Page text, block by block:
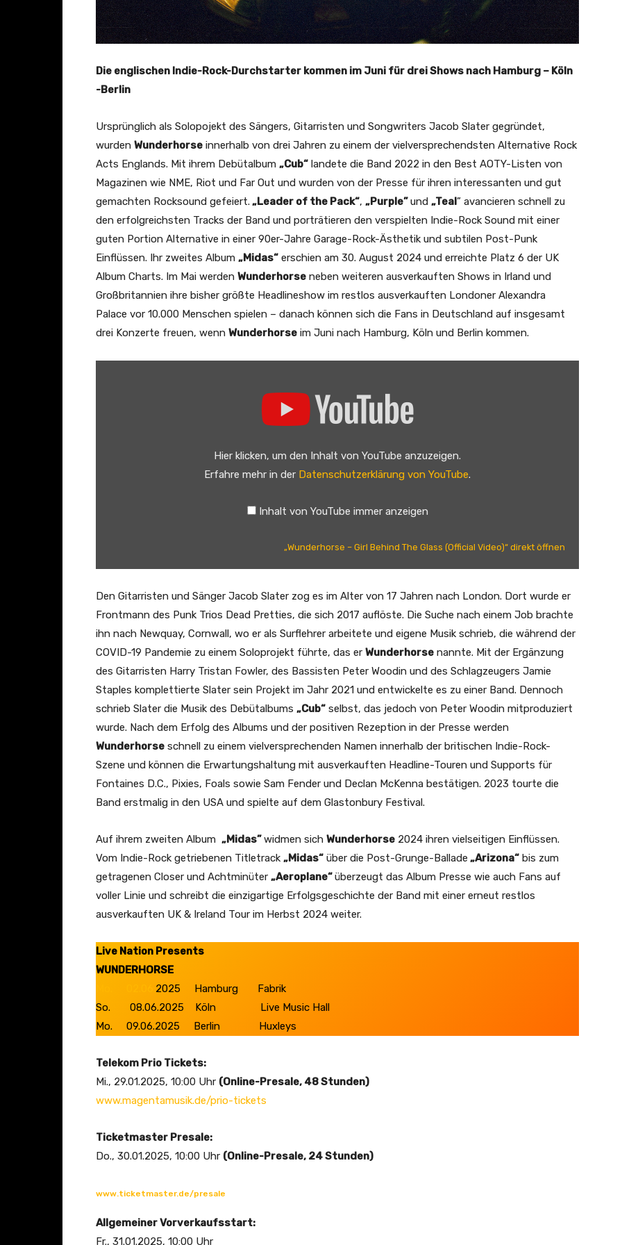
Die englischen Indie-Rock-Durchstarter kommen im Juni für drei Shows nach Hamburg – Köln
-Berlin
Ursprünglich als Solopojekt des Sängers, Gitarristen und Songwriters Jacob Slater gegründet,
wurden Wunderhorse innerhalb von drei Jahren zu einem der vielversprechendsten Alternative Rock
Acts Englands. Mit ihrem Debütalbum „Cub“ landete die Band 2022 in den Best AOTY-Listen von
Magazinen wie NME, Riot und Far Out und wurden von der Presse für ihren interessanten und gut
gemachten Rocksound gefeiert. „Leader of the Pack“, „Purple”und „Teal” avancieren schnell zu
den erfolgreichsten Tracks der Band und porträtieren den verspielten Indie-Rock Sound mit einer
guten Portion Alternative in einer 90er-Jahre Garage-Rock-Ästhetik und subtilen Post-Punk
Einflüssen. Ihr zweites Album „Midas“ erschien am 30. August 2024 und erreichte Platz 6 der UK
Album Charts. Im Mai werden Wunderhorse neben weiteren ausverkauften Shows in Irland und
Großbritannien ihre bisher größte Headlineshow im restlos ausverkauften Londoner Alexandra
Palace vor 10.000 Menschen spielen – danach können sich die Fans in Deutschland auf insgesamt
drei Konzerte freuen, wenn Wunderhorse im Juni nach Hamburg, Köln und Berlin kommen.
–
G
i
r
l
B
e
h
i
n
d
T
e
G
l
a
s
(
O
f
i
i
a
l
i
d
o
Hier klicken, um den Inhalt von YouTube anzuzeigen.
Erfahre mehr in der Datenschutzerklärung von YouTube.
Inhalt von YouTube immer anzeigen
„Wunderhorse – Girl Behind The Glass (Official Video)“ direkt öffnen
Den Gitarristen und Sänger Jacob Slater zog es im Alter von 17 Jahren nach London. Dort wurde er
Frontmann des Punk Trios Dead Pretties, die sich 2017 auflöste. Die Suche nach einem Job brachte
ihn nach Newquay, Cornwall, wo er als Surflehrer arbeitete und eigene Musik schrieb, die während der
COVID-19 Pandemie zu einem Soloprojekt führte, das er Wunderhorse nannte. Mit der Ergänzung
des Gitarristen Harry Tristan Fowler, des Bassisten Peter Woodin und des Schlagzeugers Jamie
Staples komplettierte Slater sein Projekt im Jahr 2021 und entwickelte es zu einer Band. Dennoch
schrieb Slater die Musik des Debütalbums „Cub“ selbst, das jedoch von Peter Woodin mitproduziert
wurde. Nach dem Erfolg des Albums und der positiven Rezeption in der Presse werden
Wunderhorse schnell zu einem vielversprechenden Namen innerhalb der britischen Indie-Rock-
Szene und können die Erwartungshaltung mit ausverkauften Headline-Touren und Supports für
Fontaines D.C., Pixies, Foals sowie Sam Fender und Declan McKenna bestätigen. 2023 tourte die
Band erstmalig in den USA und spielte auf dem Glastonbury Festival.
Auf ihrem zweiten Album „Midas”widmen sich Wunderhorse 2024 ihren vielseitigen Einflüssen.
Vom Indie-Rock getriebenen Titletrack „Midas“ über die Post-Grunge-Ballade „Arizona“ bis zum
getragenen Closer und Achtminüter „Aeroplane“überzeugt das Album Presse wie auch Fans auf
voller Linie und schreibt die einzigartige Erfolgsgeschichte der Band mit einer erneut restlos
ausverkauften UK & Ireland Tour im Herbst 2024 weiter.
Live Nation Presents
WUNDERHORSE
2025 Hamburg Fabrik
So. 08.06.2025 Köln Live Music Hall
Mo. 09.06.2025 Berlin Huxleys
Telekom Prio Tickets:
Mi., 29.01.2025, 10:00 Uhr (Online-Presale, 48 Stunden)
www.magentamusik.de/prio-tickets
Ticketmaster Presale:
Do., 30.01.2025, 10:00 Uhr (Online-Presale, 24 Stunden)
www.ticketmaster.de/presale
Allgemeiner Vorverkaufsstart:
Fr., 31.01.2025, 10:00 Uhr